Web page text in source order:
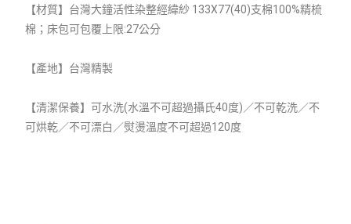
【材質】 台灣大鐘活性染整經緯紗 133X77(40)支棉100%精梳
棉；床包可包覆上限:27公分
【產地】台灣精製
【清潔保養】可水洗(水溫不可超過攝氏40度)／不可乾洗／不
可烘乾／不可漂白／熨燙溫度不可超過120度